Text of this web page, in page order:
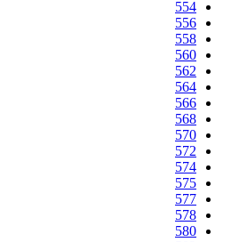
554
556
558
560
562
564
566
568
570
572
574
575
577
578
580